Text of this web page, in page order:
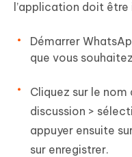
l’application doit
Démarrer
que vous
Cliquez sur le
discussion >
appuyer ensuite
sur enregistrer.